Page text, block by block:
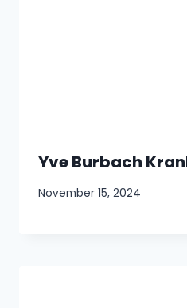
Yve Burbach
November 15, 2024